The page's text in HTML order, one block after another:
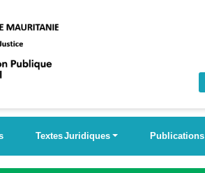
Textes Juridiques Publications